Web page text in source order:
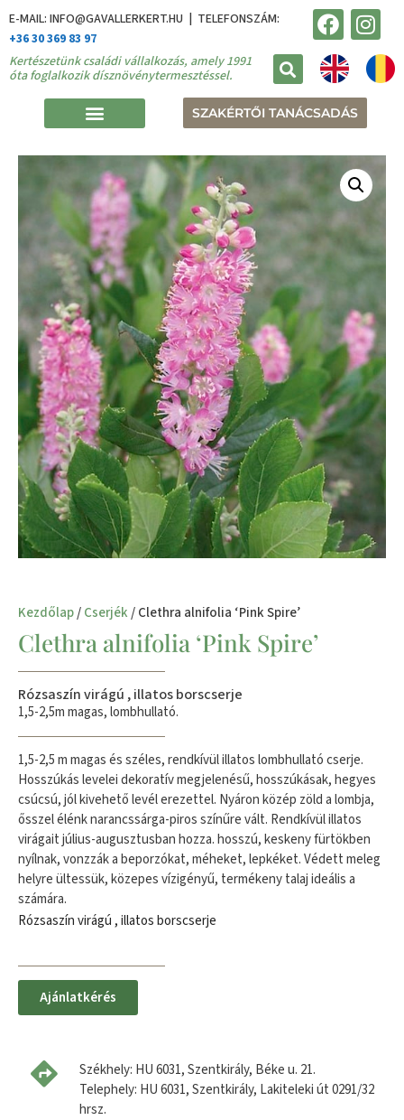
E-MAIL: INFO@GAVALLERKERT.HU | TELEFONSZÁM:
+36 30 369 83 97
Kertészetünk családi vállalkozás, amely 1991
óta foglalkozik dísznövénytermesztéssel.
SZAKÉRTŐI TANÁCSADÁS
Kezdőlap/Cserjék/ Clethra alnifolia ‘Pink Spire’
Clethra alnifolia ‘Pink Spire’
Rózsaszín virágú , illatos borscserje
1,5-2,5m magas, lombhullató.
1,5-2,5 m magas és széles, rendkívül illatos lombhullató cserje.
Hosszúkás levelei dekoratív megjelenésű, hosszúkásak, hegyes
csúcsú, jól kivehető levél erezettel. Nyáron közép zöld a lombja,
ősszel élénk narancssárga-piros színűre vált. Rendkívül illatos
virágait július-augusztusban hozza. hosszú, keskeny fürtökben
nyílnak, vonzzák a beporzókat, méheket, lepkéket. Védett meleg
helyre ültessük, közepes vízigényű, termékeny talaj ideális a
számára.
Rózsaszín virágú , illatos borscserje
Ajánlatkérés
Székhely: HU 6031, Szentkirály, Béke u. 21.
Telephely: HU 6031, Szentkirály, Lakiteleki út 0291/32
hrsz.